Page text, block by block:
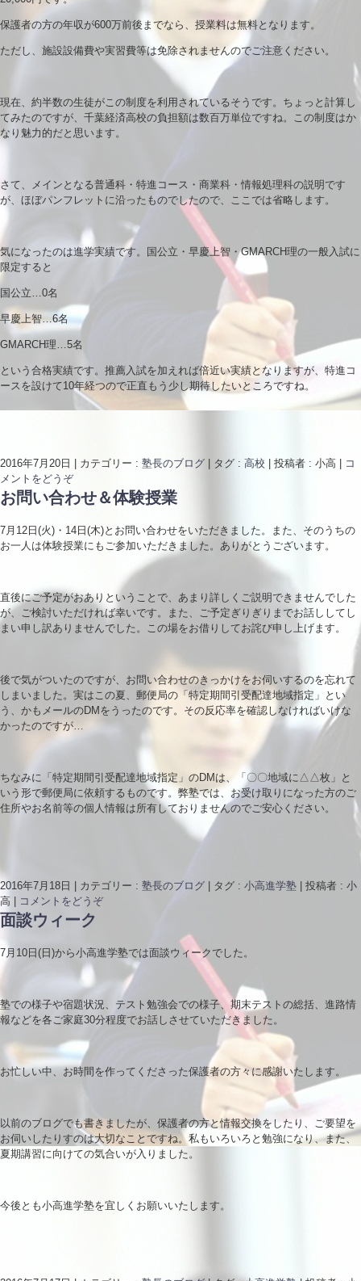
保護者の方の年収が600万前後までなら、授業料は無料となります。
ただし、施設設備費や実習費等は免除されませんのでご注意ください。
現在、約半数の生徒がこの制度を利用されているそうです。ちょっと計算し
てみたのですが、千葉経済高校の負担額は数百万単位ですね。この制度はか
なり魅力的だと思います。
さて、メインとなる普通科・特進コース・商業科・情報処理科の説明です
が、ほぼパンフレットに沿ったものでしたので、ここでは省略します。
気になったのは進学実績です。国公立・早慶上智・GMARCH理の一般入試に
限定すると
国公立…0名
早慶上智…6名
GMARCH理…5名
という合格実績です。推薦入試を加えれば倍近い実績となりますが、特進コ
ースを設けて10年経つので正直もう少し期待したいところですね。
2016年7月20日 カテゴリー : 塾長のブログ タグ : 高校 投稿者 : 小高
コ
メントをどうぞ
お問い合わせ＆体験授業
7月12日(火)・14日(木)とお問い合わせをいただきました。また、そのうちの
お一人は体験授業にもご参加いただきました。ありがとうございます。
直後にご予定がおありということで、あまり詳しくご説明できませんでした
が、ご検討いただければ幸いです。また、ご予定ぎりぎりまでお話ししてし
まい申し訳ありませんでした。この場をお借りしてお詫び申し上げます。
後で気がついたのですが、お問い合わせのきっかけをお伺いするのを忘れて
しまいました。実はこの夏、郵便局の「特定期間引受配達地域指定」とい
う、かもメールのDMをうったのです。その反応率を確認しなければいけな
かったのですが…
ちなみに「特定期間引受配達地域指定」のDMは、「〇〇地域に△△枚」と
いう形で郵便局に依頼するものです。弊塾では、お受け取りになった方のご
住所やお名前等の個人情報は所有しておりませんのでご安心ください。
2016年7月18日 カテゴリー : 塾長のブログ タグ : 小高進学塾
投稿者 : 小
高
コメントをどうぞ
面談ウィーク
7月10日(日)から小高進学塾では面談ウィークでした。
塾での様子や宿題状況、テスト勉強会での様子、期末テストの総括、進路情
報などを各ご家庭30分程度でお話しさせていただきました。
お忙しい中、お時間を作ってくださった保護者の方々に感謝いたします。
以前のブログでも書きましたが、保護者の方と情報交換をしたり、ご要望を
お伺いしたりすのは大切なことですね。私もいろいろと勉強になり、また、
夏期講習に向けての気合いが入りました。
今後とも小高進学塾を宜しくお願いいたします。